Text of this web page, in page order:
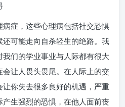
症，这些心理病包括社交恐惧
可能走向自杀轻生的绝路。我
们的学业事业与人际都有很大
让人畏头畏尾。在人际上的交
你失去很多良好的机遇，严重
生强烈的恐惧，在他人面前丧